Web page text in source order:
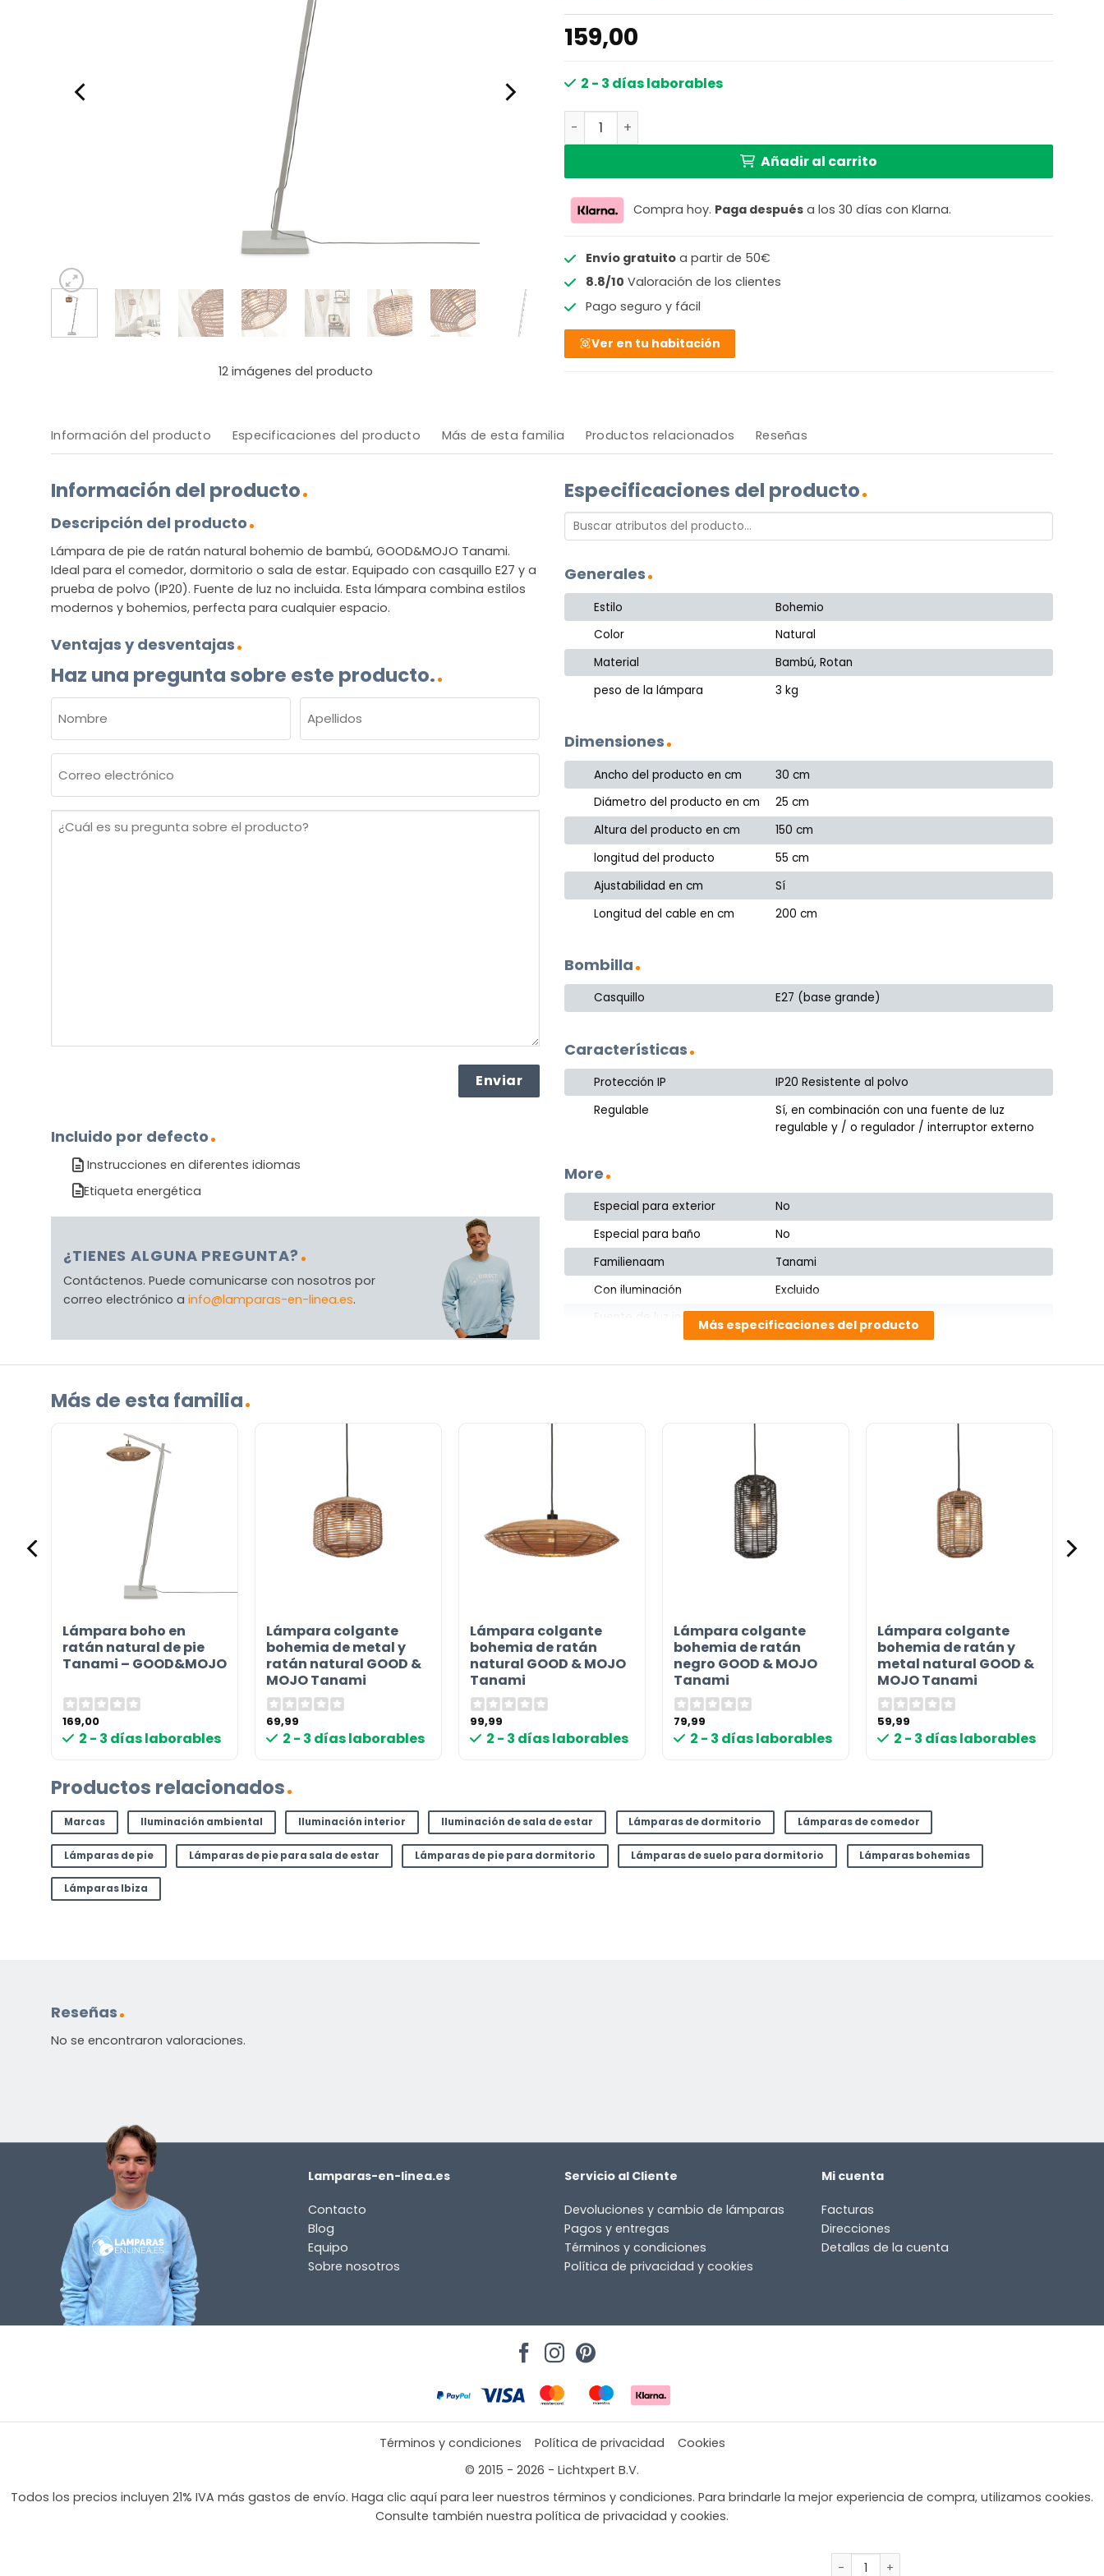
12imágenes del producto
159,00
2 - 3 días laborables
Lámpara estilo bohemio en ratán natural Tanami - GOOD&MOJO cantidad
Añadir al carrito
Compra hoy. Paga después a los 30 días con Klarna.
Envío gratuitoa partir de 50€
8.8/10 Valoración de los clientes
Pago seguro y fácil
Ver en tu habitación
Información del producto Especificaciones del producto Más de esta familia Productos relacionados Reseñas
Información del producto
Descripción del producto
Lámpara de pie de ratán natural bohemio de bambú, GOOD&MOJO Tanami.
Ideal para el comedor, dormitorio o sala de estar. Equipado con casquillo E27 y a
prueba de polvo (IP20). Fuente de luz no incluida. Esta lámpara combina estilos
modernos y bohemios, perfecta para cualquier espacio.
Ventajas y desventajas
Haz una pregunta sobre este producto.
(OBLIGATORIO)
Nombre Apellidos
electrónico
¿Cuál
Incluido por defecto
Instrucciones en diferentes idiomas
Etiqueta energética
¿TIENES ALGUNA PREGUNTA?
Contáctenos. Puede comunicarse con nosotros por
correo electrónico a info@lamparas-en-linea.es.
Especificaciones del producto
Generales
Estilo
Bohemio
Color
Natural
Material
Bambú, Rotan
peso de la lámpara
3 kg
Dimensiones
Ancho del producto en cm
30 cm
Diámetro del producto en cm
25 cm
Altura del producto en cm
150 cm
longitud del producto
55 cm
Ajustabilidad en cm
Sí
Longitud del cable en cm
200 cm
Bombilla
Casquillo E27 (base grande)
Características
Protección IP
IP20 Resistente al polvo
Regulable
Sí, en combinación con una fuente de luz
regulable y / o regulador / interruptor externo
More
Especial para exterior
No
Especial para baño
No
Familienaam
Tanami
Con iluminación
Excluido
Fuente de luz incluida
Excluido
Más especificaciones del producto
Más de esta familia
Lámpara boho en
ratán natural de pie
Tanami – GOOD&MOJO
169,00
2 - 3 días laborables
Lámpara colgante
bohemia de metal y
ratán natural GOOD &
MOJO Tanami
69,99
2 - 3 días laborables
Lámpara colgante
bohemia de ratán
natural GOOD & MOJO
Tanami
99,99
2 - 3 días laborables
Lámpara colgante
bohemia de ratán
negro GOOD & MOJO
Tanami
79,99
2 - 3 días laborables
Lámpara colgante
bohemia de ratán y
metal natural GOOD &
MOJO Tanami
59,99
2 - 3 días laborables
Productos relacionados
Marcas Iluminación ambiental Iluminación interior Iluminación de sala de estar Lámparas de dormitorio Lámparas de comedor
Lámparas de pie Lámparas de pie para sala de estar Lámparas de pie para dormitorio Lámparas de suelo para dormitorio Lámparas bohemias
Lámparas Ibiza
Reseñas
No se encontraron valoraciones.
Lamparas-en-linea.es
Contacto
Blog
Equipo
Sobre nosotros
Servicio al Cliente
Devoluciones y cambio de lámparas
Pagos y entregas
Términos y condiciones
Política de privacidad y cookies
Mi cuenta
Facturas
Direcciones
Detallas de la cuenta
Términos y condiciones Política de privacidad
Cookies
© 2015 - 2026 - Lichtxpert B.V.
Todos los precios incluyen 21% IVA más gastos de envío. Haga clic aquí para leer nuestros términos y condiciones. Para brindarle la mejor experiencia de compra, utilizamos cookies.
Consulte también nuestra política de privacidad y cookies.
Lámpara estilo bohemio en ratán natural